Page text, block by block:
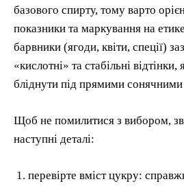
базового спирту, тому варто
показники та маркування на
барвники (ягоди, квіти, спеції)
«кислотні» та стабільні
бліднути під прямими
Щоб не помилитися з вибором,
наступні деталі:
перевірте вміст цукру: